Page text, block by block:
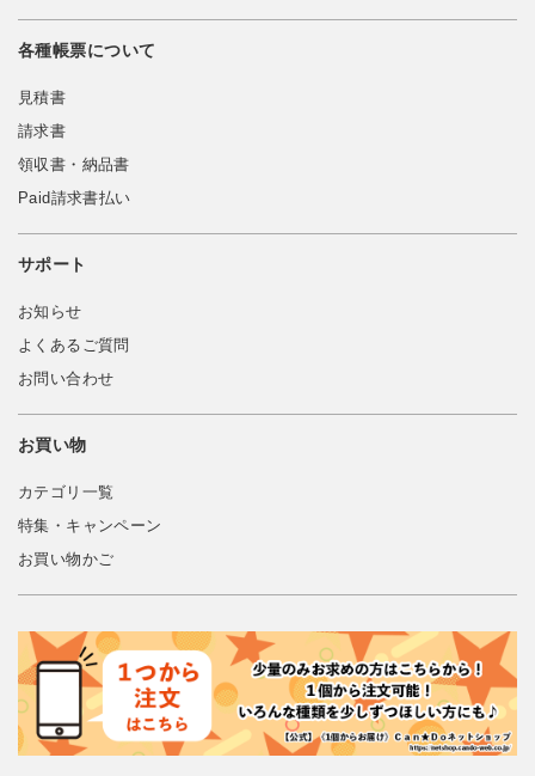
各種帳票について
見積書
請求書
領収書・納品書
Paid請求書払い
サポート
お知らせ
よくあるご質問
お問い合わせ
お買い物
カテゴリ一覧
特集・キャンペーン
お買い物かご